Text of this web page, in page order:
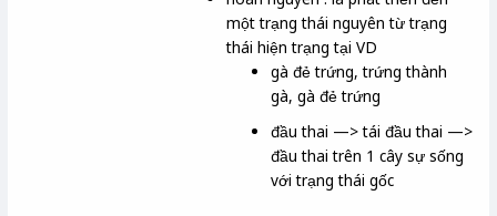
một trạng thái nguyên từ trạng
thái hiện trạng tại VD
gà đẻ trứng, trứng thành
gà, gà đẻ trứng
đầu thai —> tái đầu thai —>
đầu thai trên 1 cây sự sống
với trạng thái gốc